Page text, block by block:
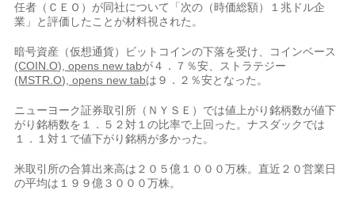
任者（ＣＥＯ）が同社について「次の（時​価総額）１兆ドル企
業」⁠と評価したことが材料視された。
暗号資産（仮想通貨）ビットコインの下落を受け、コインベース
(COIN.O), opens new tabが４．７％安、ストラテジー
(MSTR.O), opens new tabは９．２％安となった。
ニューヨーク証券取引所（ＮＹＳＥ）では値上がり銘柄数が値下
がり銘柄数を１．５２対１の比率で上回った。ナスダックでは
１．１対１で値下がり銘柄が多かった。
米取引所の⁠合算出来​高は２０５億１０００万株。直近２０営業日
の平均は１９９億３０００万株。